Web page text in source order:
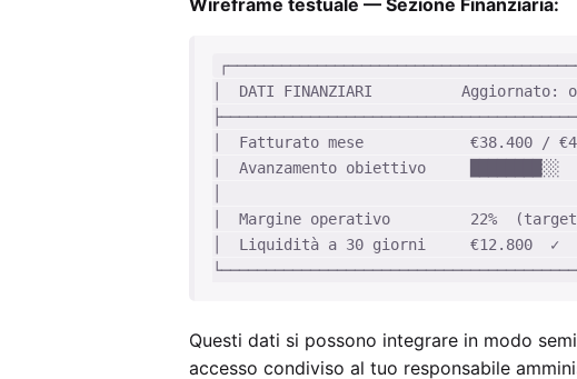
Wireframe testuale — Sezione Finanziaria:
│  DATI FINANZIARI          Aggiornato:
│  Fatturato mese            €38.400 /
│  Avanzamento obiettivo
│  Margine operativo         22%
│  Liquidità a 30 giorni     €12.800
Questi dati si possono integrare in modo
accesso condiviso al tuo responsabile